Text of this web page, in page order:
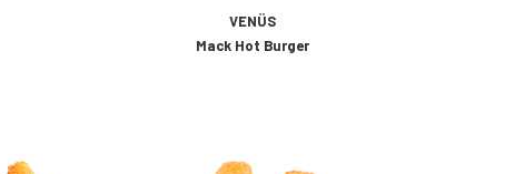
VENÜS
Mack Hot Burger